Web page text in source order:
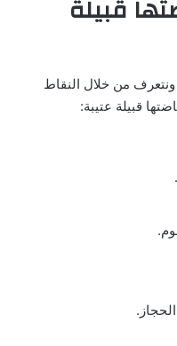
قبيلة
ونتعرف من خلال النقاط
قبيلة عتيبة: